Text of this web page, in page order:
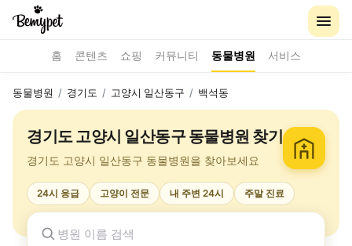
홈 콘텐츠 쇼핑 커뮤니티 동물병원 서비스
동물병원 / 경기도 / 고양시 일산동구 / 백석동
경기도 고양시 일산동구 동물병원 찾기
경기도 고양시 일산동구 동물병원을 찾아보세요
24시 응급 고양이 전문 내 주변 24시 주말 진료